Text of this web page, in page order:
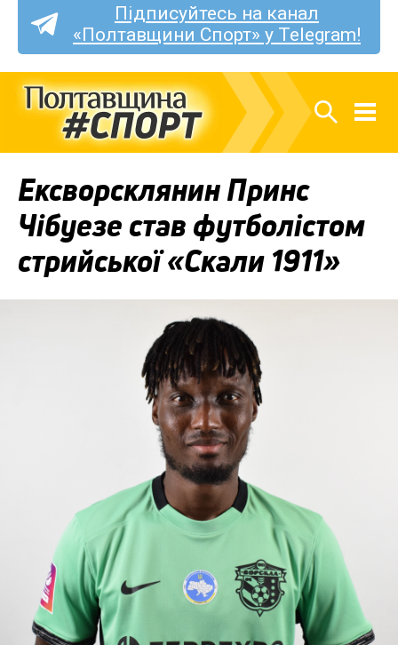
Підписуйтесь на канал
«Полтавщини Спорт» у Telegram!
Ексворсклянин Принс
Чібуезе став футболістом
стрийської «Скали 1911»